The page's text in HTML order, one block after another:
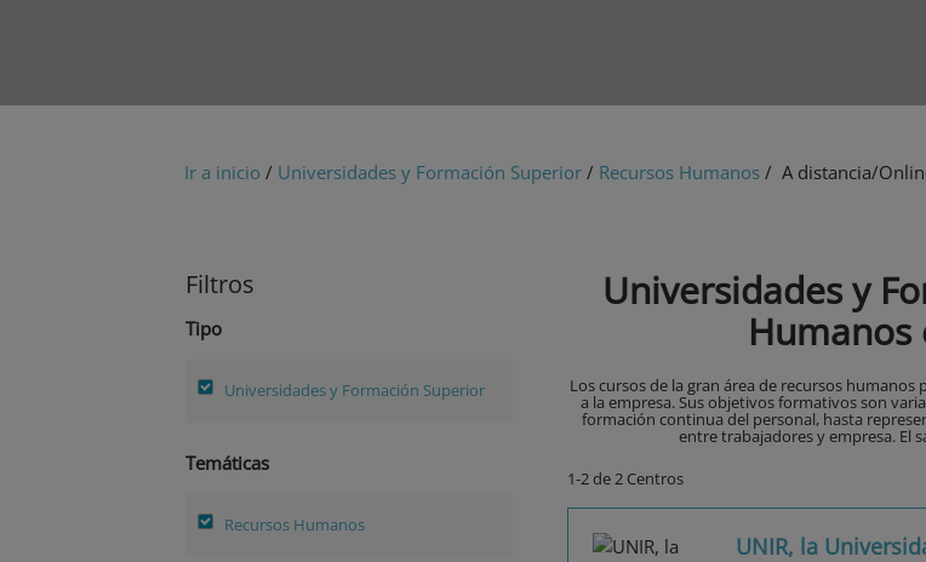
Ir a inicio / Universidades y Formación Superior / Recursos Humanos / A distancia/
Filtros
Tipo
Universidades y Formación Superior
Temáticas
Recursos Humanos
Universidades y
Los cursos de la gran área de recursos
a la empresa. Sus objetivos formativos son
formación continua del personal, hasta
entre trabajadores y empresa. El
1-2 de 2 Centros
UNIR, la